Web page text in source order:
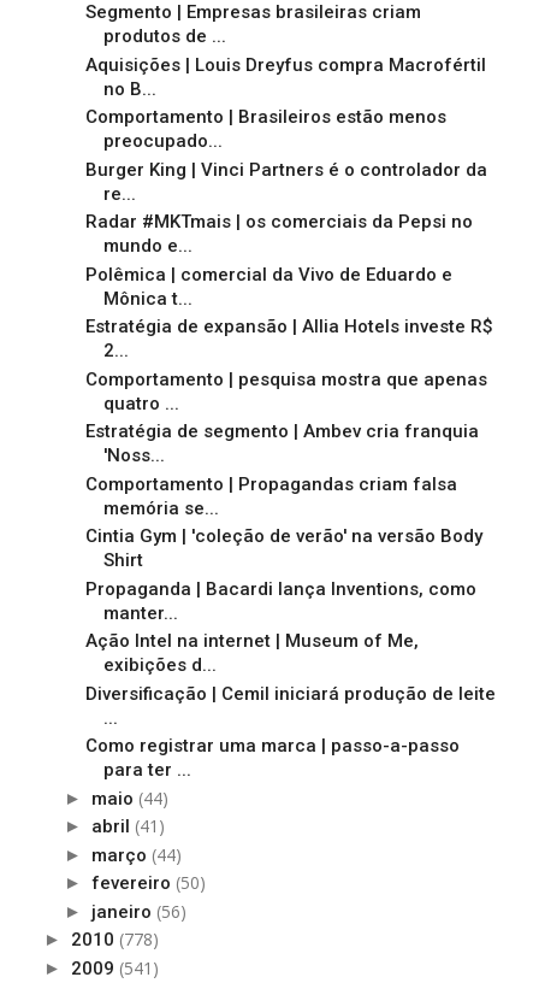
Segmento | Empresas brasileiras criam
produtos de ...
Aquisições | Louis Dreyfus compra Macrofértil
no B...
Comportamento | Brasileiros estão menos
preocupado...
Burger King | Vinci Partners é o controlador da
re...
Radar #MKTmais | os comerciais da Pepsi no
mundo e...
Polêmica | comercial da Vivo de Eduardo e
Mônica t...
Estratégia de expansão | Allia Hotels investe R$
2...
Comportamento | pesquisa mostra que apenas
quatro ...
Estratégia de segmento | Ambev cria franquia
'Noss...
Comportamento | Propagandas criam falsa
memória se...
Cintia Gym | 'coleção de verão' na versão Body
Shirt
Propaganda | Bacardi lança Inventions, como
manter...
Ação Intel na internet | Museum of Me,
exibições d...
Diversificação | Cemil iniciará produção de leite
...
Como registrar uma marca | passo-a-passo
para ter ...
► maio (44)
► abril (41)
► março (44)
► fevereiro (50)
► janeiro (56)
► 2010 (778)
► 2009 (541)